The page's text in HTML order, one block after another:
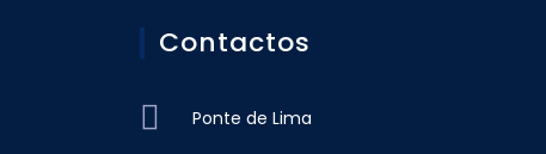
Contactos
Ponte de Lima